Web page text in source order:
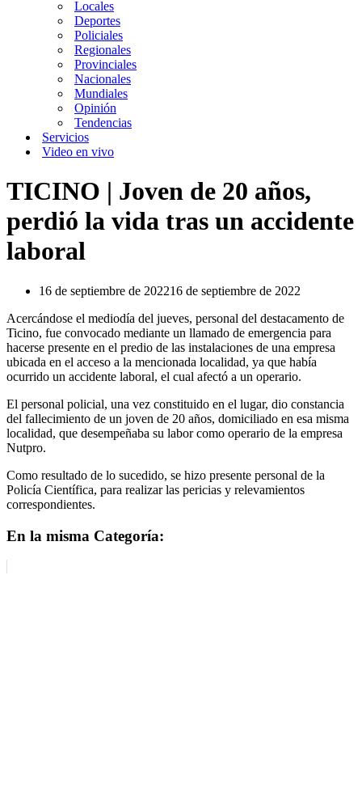
Locales
Deportes
Policiales
Regionales
Provinciales
Nacionales
Mundiales
Opinión
Tendencias
Servicios
Video en vivo
TICINO | Joven de 20 años,
perdió la vida tras un accidente
laboral
16 de septiembre de 202216 de septiembre de 2022
Acercándose el mediodía del jueves, personal del destacamento de
Ticino, fue convocado mediante un llamado de emergencia para
hacerse presente en el predio de las instalaciones de una empresa
ubicada en el acceso a la mencionada localidad, ya que había
ocurrido un accidente laboral, el cual afectó a un operario.
El personal policial, una vez constituido en el lugar, dio constancia
del fallecimiento de un joven de 20 años, domiciliado en esa misma
localidad, que desempeñaba su labor como operario de la empresa
Nutpro.
Como resultado de lo sucedido, se hizo presente personal de la
Policía Científica, para realizar las pericias y relevamientos
correspondientes.
En la misma Categoría: